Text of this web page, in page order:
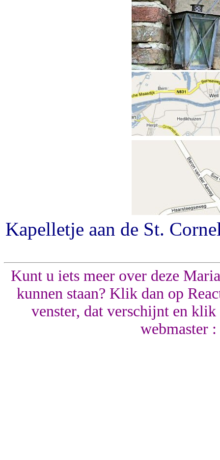
Kapelletje aan de St.
Kunt u iets meer over deze
kunnen staan? Klik dan op
venster, dat verschijnt en
webmaster